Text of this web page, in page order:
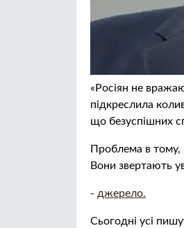
«Росіян не
підкреслила
що безуспішних
Проблема в тому,
Вони звертають
- джерело.
Сьогодні усі